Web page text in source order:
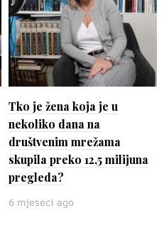
Tko je žena koja je u
nekoliko dana na
društvenim mrežama
skupila preko 12,5 milijuna
pregleda?
6 mjeseci ago